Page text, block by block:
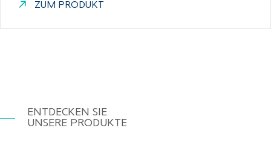
ZUM PRODUKT
ENTDECKEN SIE
UNSERE PRODUKTE